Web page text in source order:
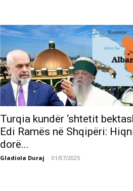
Turqia kundër ‘shtetit
Edi Ramës në Shqipëri:
dorë...
Gladiola Duraj - 01/07/2025